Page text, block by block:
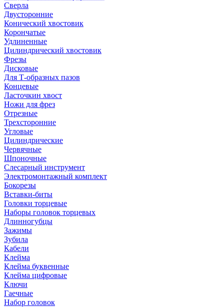
Сверла
Двусторонние
Конический хвостовик
Корончатые
Удлиненные
Цилиндрический хвостовик
Фрезы
Дисковые
Для Т-образных пазов
Концевые
Ласточкин хвост
Ножи для фрез
Отрезные
Трехсторонние
Угловые
Цилиндрические
Червячные
Шпоночные
Слесарный инструмент
Электромонтажный комплект
Бокорезы
Вставки-биты
Головки торцевые
Наборы головок торцевых
Длинногубцы
Зажимы
Зубила
Кабели
Клейма
Клейма буквенные
Клейма цифровые
Ключи
Гаечные
Набор головок